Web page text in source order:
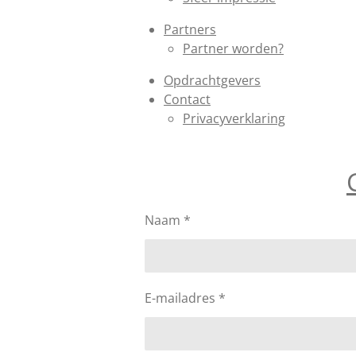
Partners
Partner worden?
Opdrachtgevers
Contact
Privacyverklaring
Naam *
E-mailadres *